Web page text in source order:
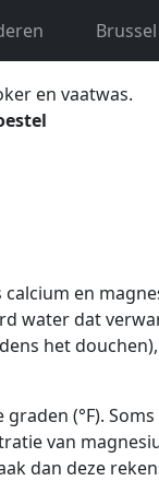
en vaatwas.
en
water dat
het
(°F).
van
dan deze